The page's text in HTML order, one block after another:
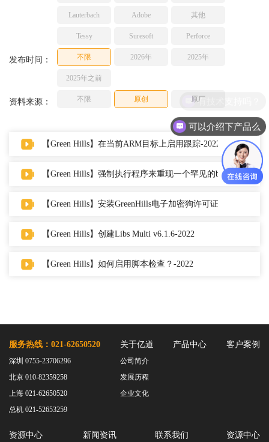
Lauterbach Adobe 其他
Tessy Suresoft Perforce
发布时间： 不限 2026年 2025年
2025年之前
资料来源： 不限 原创 原厂
【Green Hills】在当前ARM目标上启用跟踪-2022
【Green Hills】强制执行程序来重现一个罕见的bug-2022
【Green Hills】安装GreenHills电子加密狗许可证-2022
【Green Hills】创建Libs Multi v6.1.6-2022
【Green Hills】如何启用脚本检查？-2022
服务热线：021-62650520
深圳 0755-23706296
北京 010-82359258
上海 021-62650520
总机 021-52653259
关于亿道
公司简介
发展历程
企业文化
产品中心 客户案例
资源中心 新闻资讯 联系我们 资源中心
可以介绍下产品么
有技术支持吗？